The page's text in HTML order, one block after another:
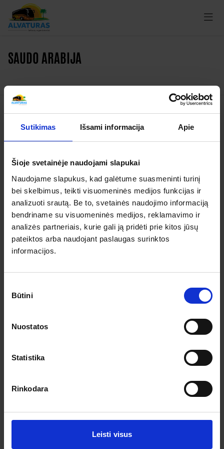
Sutikimas Išsami informacija Apie
Šioje svetainėje naudojami slapukai
Naudojame slapukus, kad galėtume suasmeninti turinį
bei skelbimus, teikti visuomeninės medijos funkcijas ir
analizuoti srautą. Be to, svetainės naudojimo informaciją
bendriname su visuomeninės medijos, reklamavimo ir
analizės partneriais, kurie gali ją pridėti prie kitos jūsų
pateiktos arba naudojant paslaugas surinktos
informacijos.
pasirinkimas
Būtini
Nuostatos
Statistika
Rinkodara
Leisti visus
SAUDO ARABIJA
Kelionės
Apie organizatorių
Apie mus
Kontaktai
Pagalba ir informacija
Išvykimo laikai
Dovanų kuponai
Kelionės sutartis
Pinigų grąžinimas
Užsisakykite prenumeratą ir gaukite geriausius pasiūlymus.